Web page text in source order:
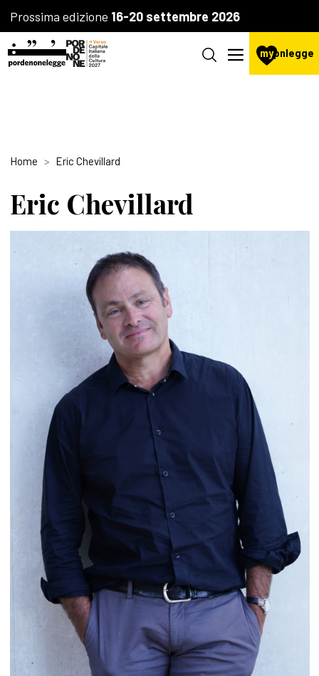
Prossima edizione 16-20 settembre 2026
mypnlegge
Home Eric Chevillard
Eric Chevillard